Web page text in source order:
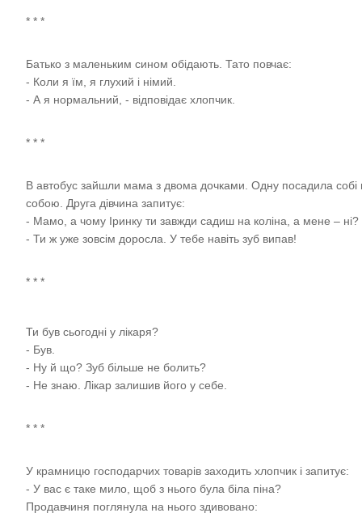
* * *
Батько з маленьким сином обідають. Тато повчає:
- Коли я їм, я глухий і німий.
- А я нормальний, - відповідає хлопчик.
* * *
В автобус зайшли мама з двома дочками. Одну посадила собі
собою. Друга дівчина запитує:
- Мамо, а чому Іринку ти завжди садиш на коліна, а мене – ні?
- Ти ж уже зовсім доросла. У тебе навіть зуб випав!
* * *
Ти був сьогодні у лікаря?
- Був.
- Ну й що? Зуб більше не болить?
- Не знаю. Лікар залишив його у себе.
* * *
У крамницю господарчих товарів заходить хлопчик і запитує:
- У вас є таке мило, щоб з нього була біла піна?
Продавчиня поглянула на нього здивовано: